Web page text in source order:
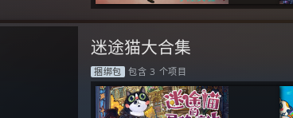
迷途猫大合集
捆绑包 包含 3 个项目